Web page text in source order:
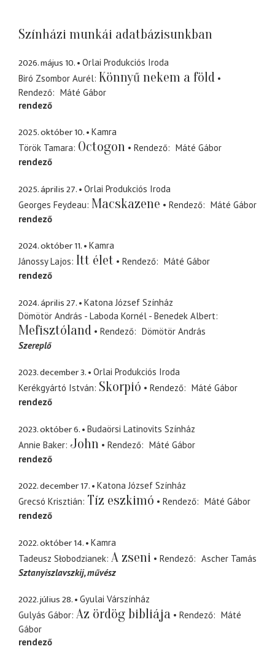
Színházi munkái adatbázisunkban
2026. május 10.
Orlai Produkciós Iroda
Biró Zsombor Aurél Könnyű nekem a föld
Rendező
Máté Gábor
rendező
2025. október 10.
Kamra
Török Tamara Octogon Rendező
Máté Gábor
rendező
2025. április 27.
Orlai Produkciós Iroda
Georges Feydeau Macskazene Rendező
Máté Gábor
rendező
2024. október 11.
Kamra
Jánossy Lajos Itt élet Rendező
Máté Gábor
rendező
2024. április 27.
Katona József Színház
Dömötör András - Laboda Kornél - Benedek Albert
Mefisztóland Rendező
Dömötör András
Szereplő
2023. december 3.
Orlai Produkciós Iroda
Kerékgyártó István Skorpió Rendező
Máté Gábor
rendező
2023. október 6.
Budaörsi Latinovits Színház
Annie Baker John Rendező
Máté Gábor
rendező
2022. december 17.
Katona József Színház
Grecsó Krisztián Tíz eszkimó Rendező
Máté Gábor
rendező
2022. október 14.
Kamra
Tadeusz Słobodzianek A zseni Rendező
Ascher Tamás
Sztanyiszlavszkij művész
2022. július 28.
Gyulai Várszínház
Gulyás Gábor Az ördög bibliája Rendező
Máté
Gábor
rendező